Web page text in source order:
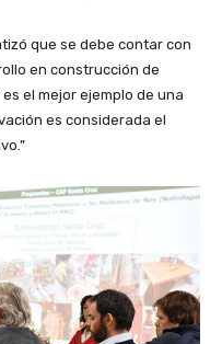
que se debe contar con
en construcción de
es el mejor ejemplo de una
es considerada el